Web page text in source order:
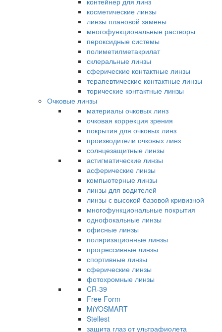
косметические линзы
линзы плановой замены
многофункциональные растворы
пероксидные системы
полиметилметакрилат
склеральные линзы
сферические контактные линзы
терапевтические контактные линзы
торические контактные линзы
Очковые линзы
материалы очковых линз
очковая коррекция зрения
покрытия для очковых линз
производители очковых линз
солнцезащитные линзы
астигматические линзы
асферические линзы
компьютерные линзы
линзы для водителей
линзы с высокой базовой кривизной
многофункциональные покрытия
однофокальные линзы
офисные линзы
поляризационные линзы
прогрессивные линзы
спортивные линзы
сферические линзы
фотохромные линзы
CR-39
Free Form
MiYOSMART
Stellest
защита глаз от ультрафиолета